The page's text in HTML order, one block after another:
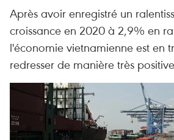
Après avoir enregistré un
croissance en 2020 à 2,9% en
l'économie vietnamienne est en
redresser de manière très